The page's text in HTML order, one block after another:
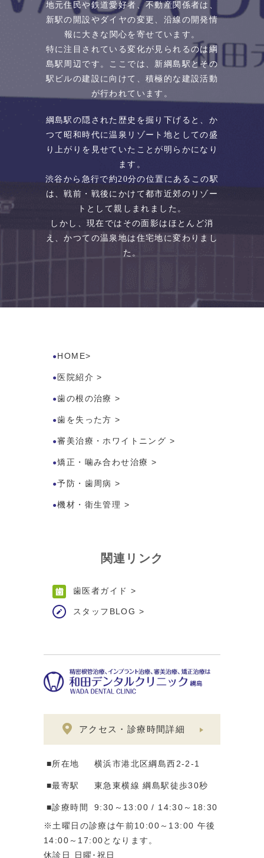
地元住民や鉄道愛好者、不動産関係者は、
新駅の開設やダイヤの変更、沿線の開発情
報に大きな関心を寄せています。
特に注目されている変化が見られるのは綱
島駅周辺です。ここでは、新綱島駅とその
駅ビルの建設に向けて、積極的な建設活動
が行われています。
綱島駅の隠された歴史を掘り下げると、か
つて昭和時代に温泉リゾート地としての盛
り上がりを見せていたことが明らかになり
ます。
渋谷から急行で約20分の位置にあるこの駅
は、戦前・戦後にかけて都市近郊のリゾー
トとして親しまれました。
しかし、現在ではその面影はほとんど消
え、かつての温泉地は住宅地に変わりまし
た。
HOME>
医院紹介 >
歯の根の治療 >
歯を失った方 >
審美治療・ホワイトニング >
矯正・噛み合わせ治療 >
予防・歯周病 >
機材・衛生管理 >
関連リンク
歯医者ガイド >
スタッフBLOG >
アクセス・診療時間詳細
■所在地 横浜市港北区綱島西2-2-1
■最寄駅 東急東横線 綱島駅徒歩30秒
■診療時間
9:30～13:00 / 14:30～18:30
※土曜日の診療は午前10:00～13:00 午後
14:00～17:00となります。
休診日 日曜･祝日